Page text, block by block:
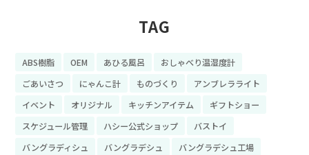
TAG
ABS樹脂 OEM あひる風呂
おしゃべり温湿度計
ごあいさつ
にゃんこ計 ものづくり
アンブレラライト
イベント
オリジナル キッチンアイテム
ギフトショー
スケジュール管理
ハシー公式ショップ
バストイ
バングラディシュ
バングラデシュ
バングラデシュ工場